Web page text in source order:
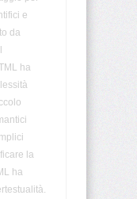
e
da
ha
la
ha